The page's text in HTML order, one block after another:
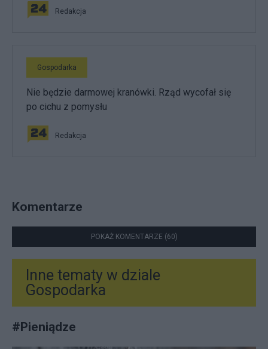
Redakcja
Gospodarka
Nie będzie darmowej kranówki. Rząd wycofał się
po cichu z pomysłu
Redakcja
Komentarze
POKAŻ KOMENTARZE (60)
Inne tematy w dziale
Gospodarka
#Pieniądze